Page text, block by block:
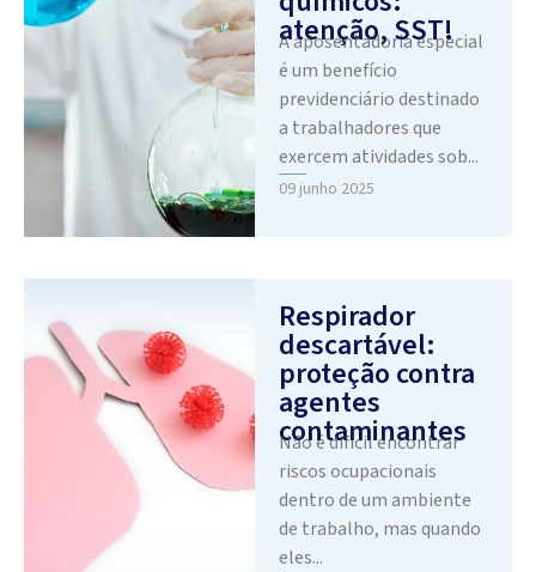
atenção, SST!
A aposentadoria especial
é um benefício
previdenciário destinado
a trabalhadores que
exercem atividades sob...
09 junho 2025
Respirador
descartável:
proteção contra
agentes
contaminantes
Não é difícil encontrar
riscos ocupacionais
dentro de um ambiente
de trabalho, mas quando
eles...